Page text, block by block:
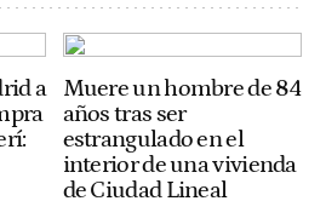
a
Muere un hombre de 84
años tras ser
estrangulado en el
interior de una vivienda
de Ciudad Lineal